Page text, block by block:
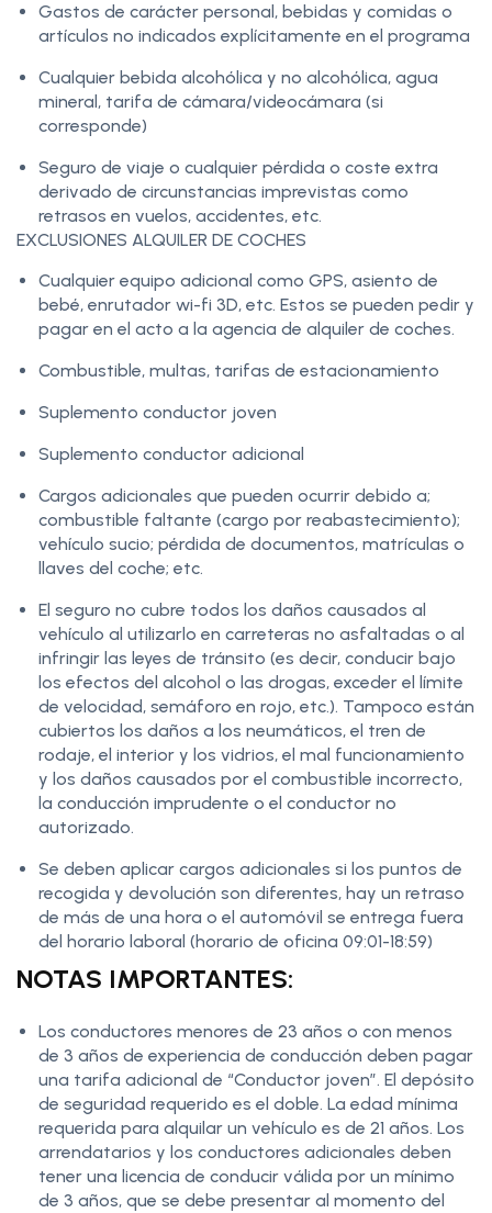
Gastos de carácter personal, bebidas y comidas o
artículos no indicados explícitamente en el programa
Cualquier bebida alcohólica y no alcohólica, agua
mineral, tarifa de cámara/videocámara (si
corresponde)
Seguro de viaje o cualquier pérdida o coste extra
derivado de circunstancias imprevistas como
retrasos en vuelos, accidentes, etc.
EXCLUSIONES ALQUILER DE COCHES
Cualquier equipo adicional como GPS, asiento de
bebé, enrutador wi-fi 3D, etc. Estos se pueden pedir y
pagar en el acto a la agencia de alquiler de coches.
Combustible, multas, tarifas de estacionamiento
Suplemento conductor joven
Suplemento conductor adicional
Cargos adicionales que pueden ocurrir debido a;
combustible faltante (cargo por reabastecimiento);
vehículo sucio; pérdida de documentos, matrículas o
llaves del coche; etc.
El seguro no cubre todos los daños causados ​​al
vehículo al utilizarlo en carreteras no asfaltadas o al
infringir las leyes de tránsito (es decir, conducir bajo
los efectos del alcohol o las drogas, exceder el límite
de velocidad, semáforo en rojo, etc.). Tampoco están
cubiertos los daños a los neumáticos, el tren de
rodaje, el interior y los vidrios, el mal funcionamiento
y los daños causados ​​por el combustible incorrecto,
la conducción imprudente o el conductor no
autorizado.
Se deben aplicar cargos adicionales si los puntos de
recogida y devolución son diferentes, hay un retraso
de más de una hora o el automóvil se entrega fuera
del horario laboral (horario de oficina 09:01-18:59)
NOTAS IMPORTANTES:
Los conductores menores de 23 años o con menos
de 3 años de experiencia de conducción deben pagar
una tarifa adicional de “Conductor joven”. El depósito
de seguridad requerido es el doble. La edad mínima
requerida para alquilar un vehículo es de 21 años. Los
arrendatarios y los conductores adicionales deben
tener una licencia de conducir válida por un mínimo
de 3 años, que se debe presentar al momento del